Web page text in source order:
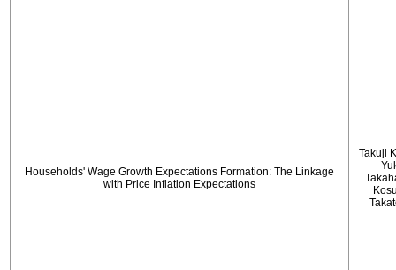
Households' Wage Growth Expectations Formation: The Linkage
with Price Inflation Expectations
Takuji